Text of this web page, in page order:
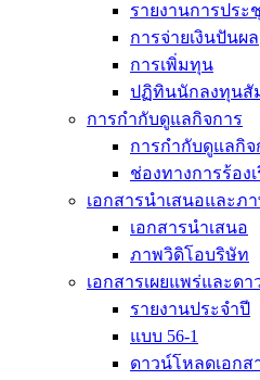
รายงานการปร
การจ่ายเงินปันผล
การเพิ่มทุน
ปฏิทินนักลงทุนสั
การกำกับดูแลกิจการ
การกำกับดูแลกิ
ช่องทางการร้อง
เอกสารนำเสนอและภ
เอกสารนำเสนอ
ภาพวิดิโอบริษัท
เอกสารเผยแพร่และด
รายงานประจำปี
แบบ 56-1
ดาวน์โหลดเอกส